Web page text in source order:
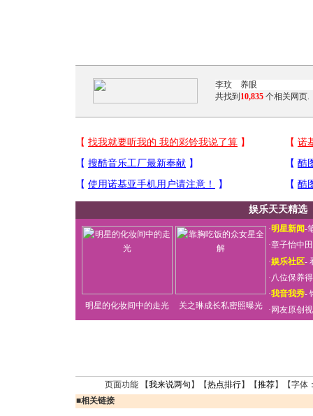
共找到 10,835 个相关网页.
娱乐天天精选
明星的化妆间中的走光 关之琳成长私密照曝光
·明星新闻-
·章子怡中
·娱乐社区-
·八位保养
·我音我秀-
· 网友原创
页面功能 【我来说两句 】【热点排行】【推荐】【字体
■相关链接